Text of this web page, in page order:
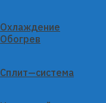
Охлаждение
Обогрев
Сплит—система